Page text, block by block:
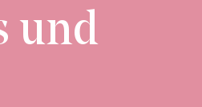
und